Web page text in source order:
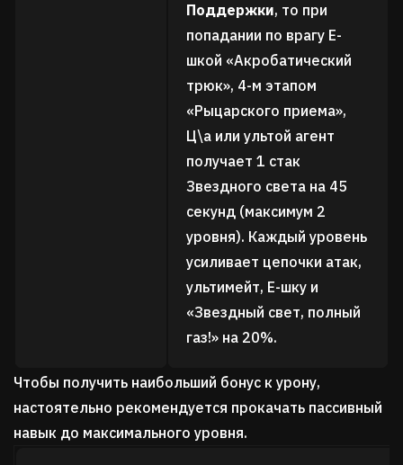
Поддержки, то при
попадании по врагу Е-
шкой «Акробатический
трюк», 4-м этапом
«Рыцарского приема»,
Ц\а или ультой агент
получает 1 стак
Звездного света на 45
секунд (максимум 2
уровня). Каждый уровень
усиливает цепочки атак,
ультимейт, Е-шку и
«Звездный свет, полный
газ!» на 20%.
Чтобы получить наибольший бонус к урону,
настоятельно рекомендуется прокачать пассивный
навык до максимального уровня.